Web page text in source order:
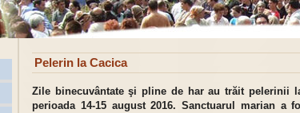
Pelerin la Cacica
Zile binecuvântate şi pline de har au trăit pelerinii
perioada 14-15 august 2016. Sanctuarul marian a